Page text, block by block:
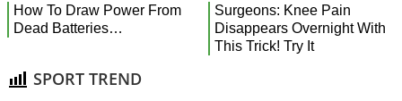
SPORT TREND